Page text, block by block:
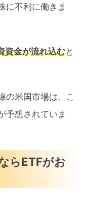
に不利に働きま
資金が流れ込むと
の米国市場は、こ
予想されていま
らETFがお